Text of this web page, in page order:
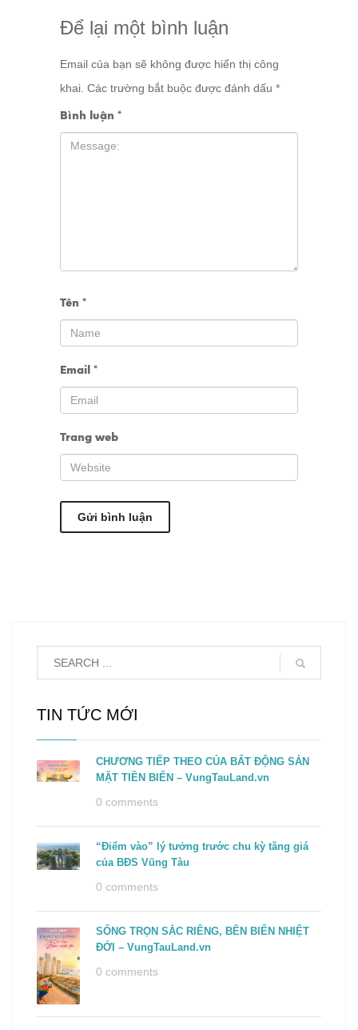
Để lại một bình luận
Email của bạn sẽ không được hiển thị công
khai. Các trường bắt buộc được đánh dấu *
Bình luận *
Tên *
Email *
Trang web
TIN TỨC MỚI
CHƯƠNG TIẾP THEO CỦA BẤT ĐỘNG SẢN
MẶT TIỀN BIỂN – VungTauLand.vn
0 comments
“Điểm vào” lý tưởng trước chu kỳ tăng giá
của BĐS Vũng Tàu
0 comments
SỐNG TRỌN SẮC RIÊNG, BÊN BIỂN NHIỆT
ĐỚI – VungTauLand.vn
0 comments